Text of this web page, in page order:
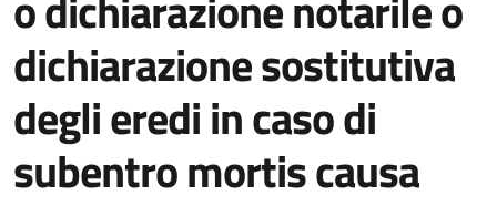
dichiarazione sostitutiva
degli eredi in caso di
subentro mortis causa